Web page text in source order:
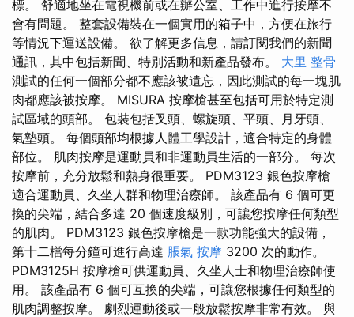
標。 舒適地坐在電視機前或在辦公室、工作中進行按摩不
會有問題。 整套設備裝在一個實用的箱子中，方便在旅行
等情況下運送設備。 欲了解更多信息，請訂閱我們的新聞
通訊，其中包括新聞、特別活動和新產品發布。 大里 整骨
測試的任何一個部分都不應該被遺忘，因此測試的每一塊肌
肉都應該被按摩。 MISURA 按摩槍甚至包括可用於特定測
試區域的頭部。 包裝包括叉頭、螺旋頭、平頭、月牙頭、
氣墊頭。 每個頭部均根據人體工學設計，適合特定的身體
部位。 肌肉按摩是運動員和非運動員生活的一部分。 每次
按摩前，充分放鬆和熱身很重要。 PDM3123 銀色按摩槍
適合運動員、久坐人群和物理治療師。 該產品有 6 個可更
換的尖端，結合多達 20 個速度級別，可讓您按摩任何類型
的肌肉。 PDM3123 銀色按摩槍是一款功能強大的設備，
第十二檔每分鐘可進行高達 脹氣 按摩 3200 次的動作。
PDM3125H 按摩槍可供運動員、久坐人士和物理治療師使
用。 該產品有 6 個可互換的尖端，可讓您根據任何類型的
肌肉調整按摩。 劇烈運動後或一般放鬆按摩非常有效。 與